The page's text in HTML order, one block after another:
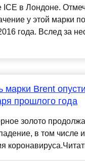
ICE в Лондоне.
у этой марки
года. Вслед за
марки Brent
прошлого года
золото
в том числе и